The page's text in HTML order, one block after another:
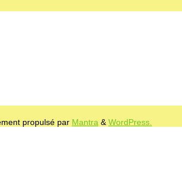
propulsé par Mantra & WordPress.